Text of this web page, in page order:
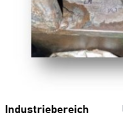
Industriebereich